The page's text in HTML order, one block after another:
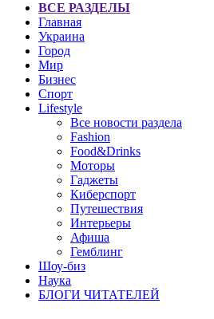
ВСЕ РАЗДЕЛЫ
Главная
Украина
Город
Мир
Бизнес
Спорт
Lifestyle
Все новости раздела
Fashion
Food&Drinks
Моторы
Гаджеты
Киберспорт
Путешествия
Интерьеры
Афиша
Гемблинг
Шоу-биз
Наука
БЛОГИ ЧИТАТЕЛЕЙ